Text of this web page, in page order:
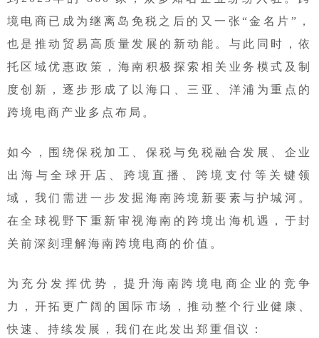
境电商已成为继离岛免税之后的又一张“金名片”，
也是推动贸易高质量发展的新动能。与此同时，依
托区域优惠政策，海南积极探索相关业务模式及制
度创新，逐步形成了以海口、三亚、洋浦为重点的
跨境电商产业多点布局。
如今，围绕保税加工、保税与免税融合发展、企业
出海与全球开店、跨境直播、跨境支付等关键领
域，我们需进一步发掘海南跨境新要素与护城河。
在全球视野下重新审视海南的跨境出海机遇，于封
关前深刻理解海南跨境电商的价值。
为充分发挥优势，提升海南跨境电商企业的竞争
力，开拓更广阔的国际市场，推动整个行业健康、
快速、持续发展，我们在此发出郑重倡议：